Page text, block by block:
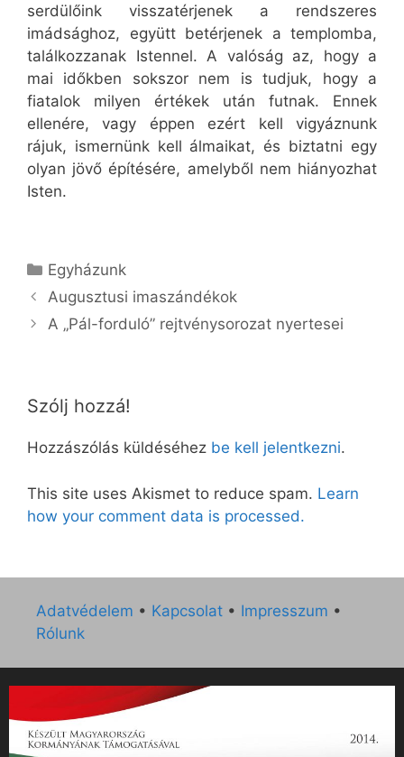
serdülőink visszatérjenek a rendszeres
imádsághoz, együtt betérjenek a templomba,
találkozzanak Istennel. A valóság az, hogy a
mai időkben sokszor nem is tudjuk, hogy a
fiatalok milyen értékek után futnak. Ennek
ellenére, vagy éppen ezért kell vigyáznunk
rájuk, ismernünk kell álmaikat, és biztatni egy
olyan jövő építésére, amelyből nem hiányozhat
Isten.
Kategória
Egyházunk
Augusztusi imaszándékok
A „Pál-forduló” rejtvénysorozat nyertesei
Szólj hozzá!
Hozzászólás küldéséhez be kell jelentkezni.
This site uses Akismet to reduce spam. Learn
how your comment data is processed.
Adatvédelem • Kapcsolat • Impresszum •
Rólunk